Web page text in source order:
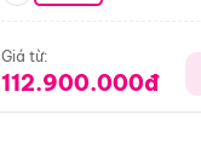
Giá từ:
112.900.000đ